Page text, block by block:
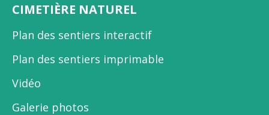
CIMETIÈRE NATUREL
Plan des sentiers interactif
Plan des sentiers imprimable
Vidéo
Galerie photos